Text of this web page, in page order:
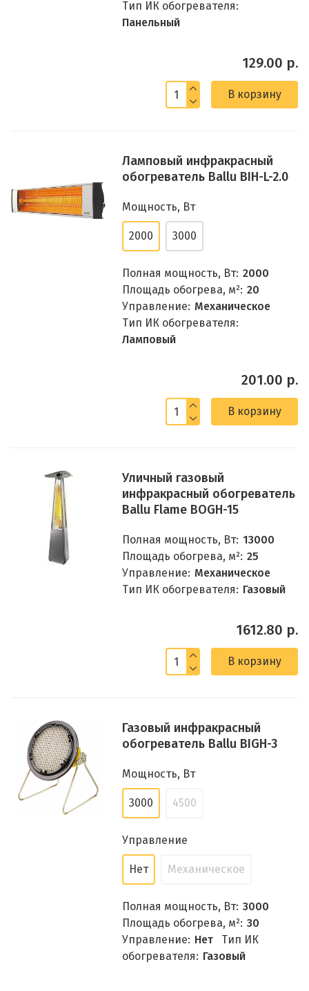
Тип ИК обогревателя:
Панельный
129.00 р.
В корзину
Ламповый инфракрасный
обогреватель Ballu BIH-L-2.0
Мощность, Вт
2000 3000
Полная мощность, Вт: 2000
Площадь обогрева, м²: 20
Управление: Механическое
Тип ИК обогревателя:
Ламповый
201.00 р.
В корзину
Уличный газовый
инфракрасный обогреватель
Ballu Flame BOGH-15
Полная мощность, Вт: 13000
Площадь обогрева, м²: 25
Управление: Механическое
Тип ИК обогревателя: Газовый
1612.80 р.
В корзину
Газовый инфракрасный
обогреватель Ballu BIGH-3
Мощность, Вт
3000 4500
Управление
Нет Механическое
Полная мощность, Вт: 3000
Площадь обогрева, м²: 30
Управление: Нет
Тип ИК
обогревателя: Газовый